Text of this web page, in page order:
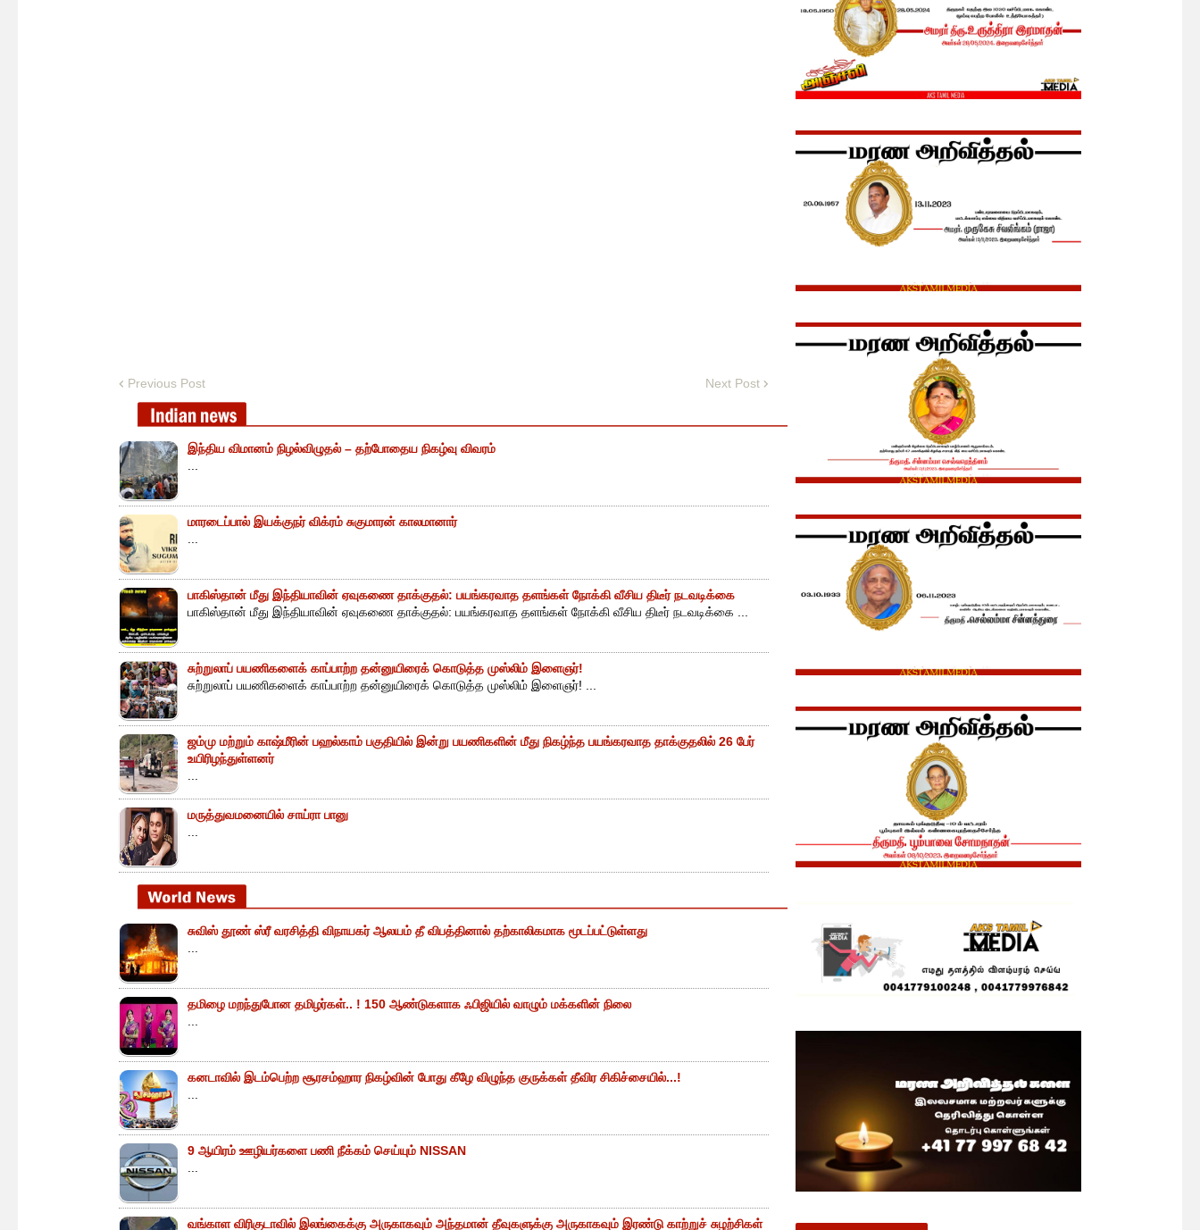
Previous Post Next Post
இந்திய விமானம் நிழல்விழுதல் – தற்போதைய நிகழ்வு விவரம்
மாரடைப்பால் இயக்குநர் விக்ரம் சுகுமாரன் காலமானார்
பாகிஸ்தான் மீது இந்தியாவின் ஏவுகணை தாக்குதல்: பயங்கரவாத தளங்கள் நோக்கி வீசிய திடீர் நடவடிக்கை
பாகிஸ்தான் மீது இந்தியாவின் ஏவுகணை தாக்குதல்: பயங்கரவாத தளங்கள் நோக்கி வீசிய திடீர் நடவடிக்கை ...
சுற்றுலாப் பயணிகளைக் காப்பாற்ற தன்னுயிரைக் கொடுத்த முஸ்லிம் இளைஞர்!
சுற்றுலாப் பயணிகளைக் காப்பாற்ற தன்னுயிரைக் கொடுத்த முஸ்லிம் இளைஞர்! ...
ஜம்மு மற்றும் காஷ்மீரின் பஹல்காம் பகுதியில் இன்று பயணிகளின் மீது நிகழ்ந்த பயங்கரவாத தாக்குதலில் 26 பேர்
உயிரிழந்துள்ளனர்
மருத்துவமனையில் சாய்ரா பானு
சுவிஸ் தூண் ஸ்ரீ வரசித்தி விநாயகர் ஆலயம் தீ விபத்தினால் தற்காலிகமாக மூடப்பட்டுள்ளது
தமிழை மறந்துபோன தமிழர்கள்.. ! 150 ஆண்டுகளாக ஃபிஜியில் வாழும் மக்களின் நிலை
கனடாவில் இடம்பெற்ற சூரசம்ஹார நிகழ்வின் போது கீழே விழுந்த குருக்கள் தீவிர சிகிச்சையில்...!
9 ஆயிரம் ஊழியர்களை பணி நீக்கம் செய்யும் NISSAN
வங்காள விரிகுடாவில் இலங்கைக்கு அருகாகவும் அந்தமான் தீவுகளுக்கு அருகாகவும் இரண்டு காற்றுச் சுழற்சிகள்